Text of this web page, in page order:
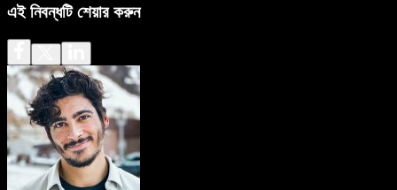
এই নিবন্ধটি শেয়ার করুন